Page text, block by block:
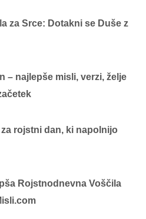
za Srce: Dotakni se Duše z
– najlepše misli, verzi, želje
rojstni dan, ki napolnijo
Rojstnodnevna Voščila